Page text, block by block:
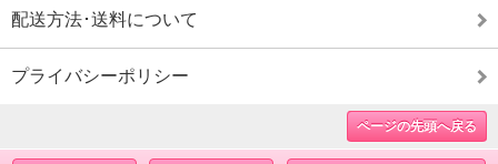
配送方法･送料について
プライバシーポリシー
ページの先頭へ戻る